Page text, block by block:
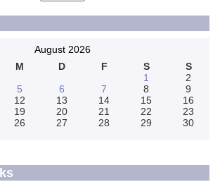
August 2026
M D F S
S
1
2
5 6 7 8
9
12 13 14 15
16
19 20 21 22
23
26 27 28 29
30